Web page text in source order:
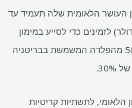
העושר הלאומית שלה תעמיד עד
(3.33 מיליארד דולר) לזמינים כדי לסייע במימון
השקעות במגזר וכי היא רוצה ש-50% מהפלדה המשמשת בבריטניה
הלאומי, לתשתיות קריטיות